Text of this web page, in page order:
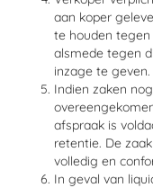
aan koper
te houden
alsmede tegen
inzage te geven.
Indien zaken
afspraak is
retentie. De
volledig en
In geval van